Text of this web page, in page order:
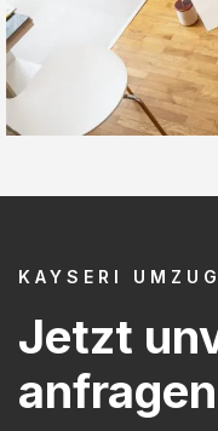
KAYSERI
Jetzt